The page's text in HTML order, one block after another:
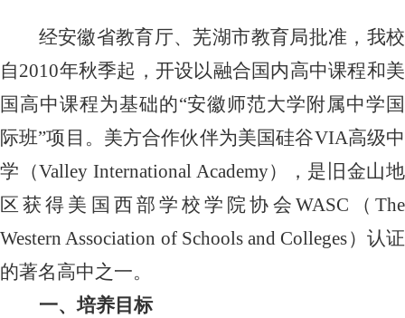
经安徽省教育厅、芜湖市教育局批准，我校
自2010年秋季起，开设以融合国内高中课程和美
国高中课程为基础的“安徽师范大学附属中学国
际班”项目。美方合作伙伴为美国硅谷VIA高级中
学（Valley International Academy），是旧金山地
区获得美国西部学校学院协会 WASC （The
Western Association of Schools and Colleges）认证
的著名高中之一。
一、培养目标